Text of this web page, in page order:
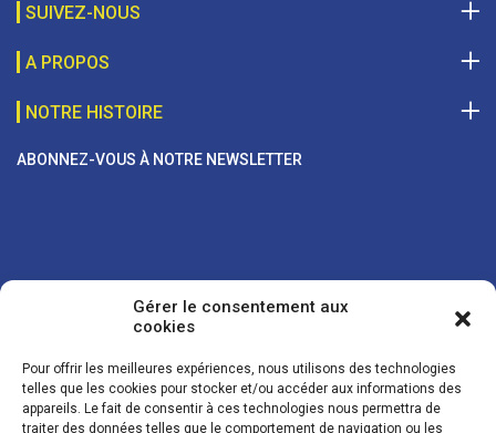
Gérer le consentement aux
cookies
Pour offrir les meilleures expériences, nous utilisons des technologies
telles que les cookies pour stocker et/ou accéder aux informations des
appareils. Le fait de consentir à ces technologies nous permettra de
traiter des données telles que le comportement de navigation ou les
SUIVEZ-NOUS
A PROPOS
NOTRE HISTOIRE
ABONNEZ-VOUS À NOTRE NEWSLETTER